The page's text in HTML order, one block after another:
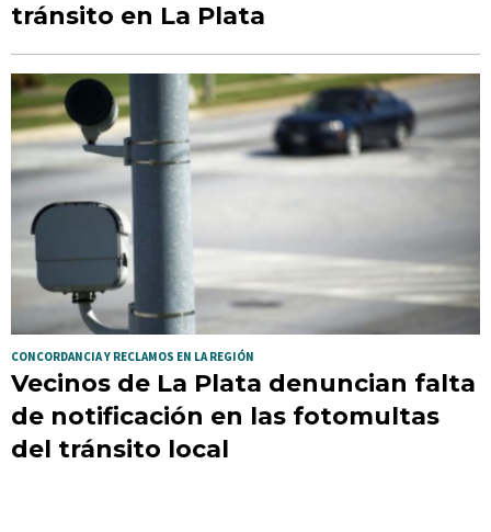
tránsito en La Plata
CONCORDANCIA Y RECLAMOS EN LA REGIÓN
Vecinos de La Plata denuncian falta
de notificación en las fotomultas
del tránsito local